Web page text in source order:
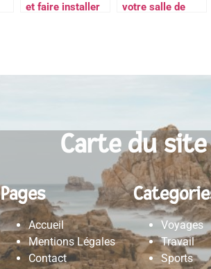
et faire installer
votre salle de
Carte du site
Pages
Accueil
Mentions Légales
Contact
Voyages
Travail
Sports